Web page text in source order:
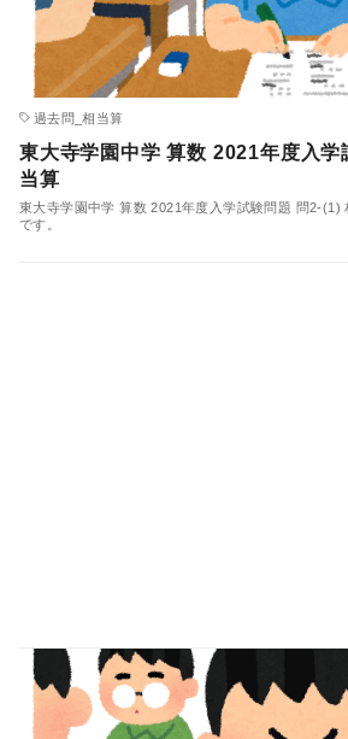
過去問_相当算
東大寺学園中学 算数 2021年度入学
当算
東大寺学園中学 算数 2021年度入学試験問題 問2-(1)
です。